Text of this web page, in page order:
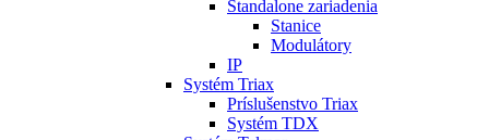
Standalone zariadenia
Stanice
Modulátory
IP
Systém Triax
Príslušenstvo Triax
Systém TDX